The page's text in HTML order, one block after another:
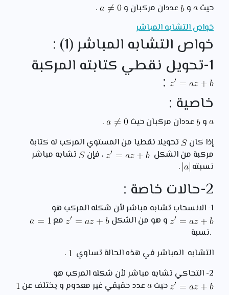
حيث
و عددان مركبان و
.
خواص التشابه المباشر
خواص التشابه المباشر (1) :
1-تحويل نقطي كتابته المركبة
:
خاصية :
و عددان مركبان حيث
.
إذا كان
تحويلا نقطيا من المستوي المركب له كتابة
مركبة من الشكل
، فإن
تشابه مباشر
نسبته
.
2-حالات خاصة :
1- الانسحاب تشابه مباشر لأن شكله المركب هو
و هو من الشكل
مع
.نسبة
التشابه المباشر في هذه الحالة تساوي
.
2- التحاكي تشابه مباشر لأن شكله المركب هو
حيث
عدد حقيقي غير معدوم و يختلف عن